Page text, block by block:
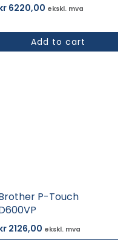
6220,00 ekskl. mva
Add to cart
P-Touch
2126,00 ekskl. mva